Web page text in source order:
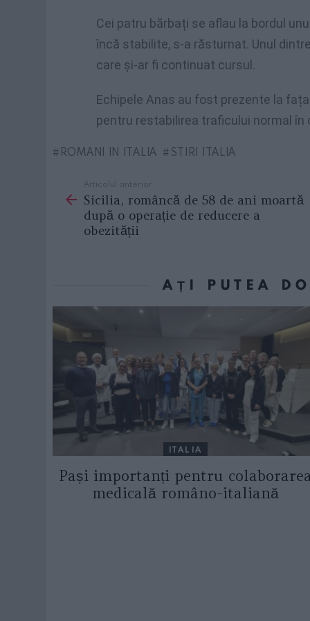
Cei patru bărbați se aflau la bordul
încă stabilite, s-a răsturnat. Unul
care și-ar fi continuat cursul.
Echipele Anas au fost prezente la
pentru restabilirea traficului normal în
ROMANI IN ITALIA STIRI ITALIA
more
Articolul anterior
Sicilia, româncă de 58 de ani moartă
după o operație de reducere a
obezității
AȚI PUTEA
ITALIA
Pași importanți pentru
medicală româno-italiană